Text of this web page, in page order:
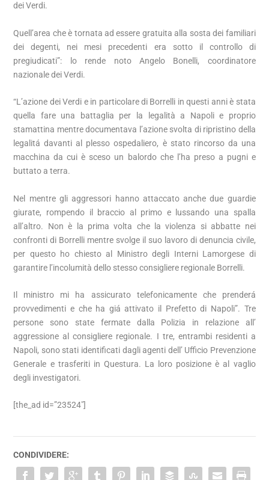
dei Verdi.
Quell’area che è tornata ad essere gratuita alla sosta dei familiari
dei degenti, nei mesi precedenti era sotto il controllo di
pregiudicati”: lo rende noto Angelo Bonelli, coordinatore
nazionale dei Verdi.
“L’azione dei Verdi e in particolare di Borrelli in questi anni è stata
quella fare una battaglia per la legalità a Napoli e proprio
stamattina mentre documentava l’azione svolta di ripristino della
legalitá davanti al plesso ospedaliero, è stato rincorso da una
macchina da cui è sceso un balordo che l’ha preso a pugni e
buttato a terra.
Nel mentre gli aggressori hanno attaccato anche due guardie
giurate, rompendo il braccio al primo e lussando una spalla
all’altro. Non è la prima volta che la violenza si abbatte nei
confronti di Borrelli mentre svolge il suo lavoro di denuncia civile,
per questo ho chiesto al Ministro degli Interni Lamorgese di
garantire l’incolumità dello stesso consigliere regionale Borrelli.
Il ministro mi ha assicurato telefonicamente che prenderá
provvedimenti e che ha giá attivato il Prefetto di Napoli”. Tre
persone sono state fermate dalla Polizia in relazione all’
aggressione al consigliere regionale. I tre, entrambi residenti a
Napoli, sono stati identificati dagli agenti dell’ Ufficio Prevenzione
Generale e trasferiti in Questura. La loro posizione è al vaglio
degli investigatori.
[the_ad id=”23524″]
CONDIVIDERE: